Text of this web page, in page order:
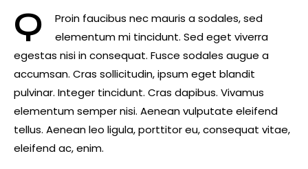
Q
Proin faucibus nec mauris a sodales, sed
elementum mi tincidunt. Sed eget viverra
egestas nisi in consequat. Fusce sodales augue a
accumsan. Cras sollicitudin, ipsum eget blandit
pulvinar. Integer tincidunt. Cras dapibus. Vivamus
elementum semper nisi. Aenean vulputate eleifend
tellus. Aenean leo ligula, porttitor eu, consequat vitae,
eleifend ac, enim.